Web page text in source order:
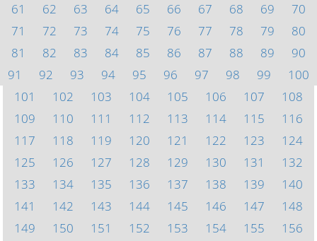
61
62 63 64 65 66 67 68 69
70
71
72 73 74 75 76 77 78 79
80
81
82 83 84 85 86 87 88 89
90
91
92 93 94 95 96 97 98 99
100
101
102 103 104 105 106 107
108
109
110 111 112 113 114 115
116
117
118 119 120 121 122 123
124
125
126 127 128 129 130 131
132
133
134 135 136 137 138 139
140
141
142 143 144 145 146 147
148
149
150 151 152 153 154 155
156